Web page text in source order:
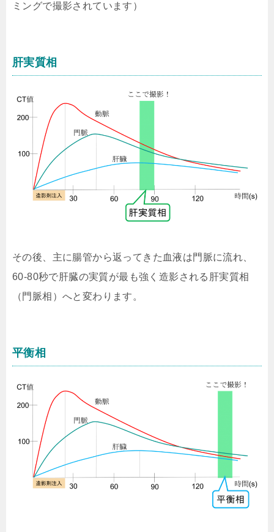
ミングで撮影されています）
肝実質相
その後、主に腸管から返ってきた血液は門脈に流れ、
60-80秒で肝臓の実質が最も強く造影される肝実質相
（門脈相）へと変わります。
平衡相